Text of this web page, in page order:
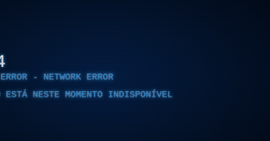
- NETWORK ERROR
ESTÁ NESTE MOMENTO INDISPONÍVEL